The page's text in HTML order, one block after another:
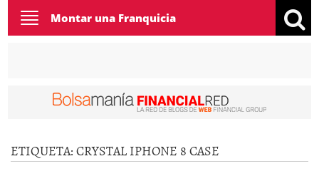
Toggle
navigation
Montar una Franquicia
ETIQUETA:CRYSTAL IPHONE 8 CASE